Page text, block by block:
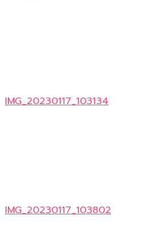
IMG_20230117_103134
IMG_20230117_103802